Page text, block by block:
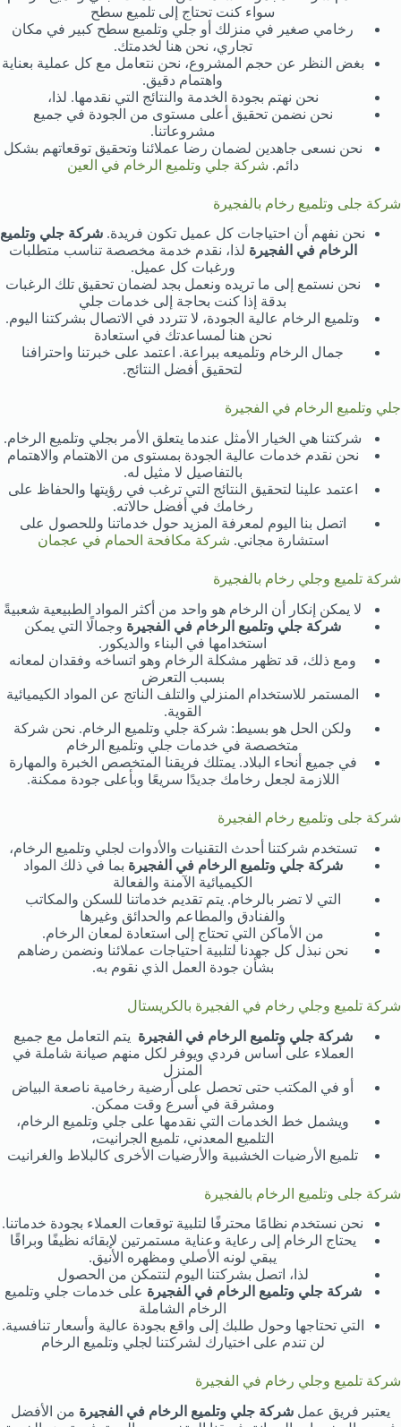
سواء كنت تحتاج إلى تلميع سطح
رخامي صغير في منزلك أو جلي وتلميع سطح كبير في مكان
تجاري، نحن هنا لخدمتك.
بغض النظر عن حجم المشروع، نحن نتعامل مع كل عملية بعناية
واهتمام دقيق.
نحن نهتم بجودة الخدمة والنتائج التي نقدمها. لذا،
نحن نضمن تحقيق أعلى مستوى من الجودة في جميع
مشروعاتنا.
نحن نسعى جاهدين لضمان رضا عملائنا وتحقيق توقعاتهم بشكل
دائم. شركة جلي وتلميع الرخام في العين
شركة جلى وتلميع رخام بالفجيرة
نحن نفهم أن احتياجات كل عميل تكون فريدة. شركة جلي وتلميع
الرخام في الفجيرة لذا، نقدم خدمة مخصصة تناسب متطلبات
ورغبات كل عميل.
نحن نستمع إلى ما تريده ونعمل بجد لضمان تحقيق تلك الرغبات
بدقة إذا كنت بحاجة إلى خدمات جلي
وتلميع الرخام عالية الجودة، لا تتردد في الاتصال بشركتنا اليوم.
نحن هنا لمساعدتك في استعادة
جمال الرخام وتلميعه ببراعة. اعتمد على خبرتنا واحترافنا
لتحقيق أفضل النتائج.
جلي وتلميع الرخام في الفجيرة
شركتنا هي الخيار الأمثل عندما يتعلق الأمر بجلي وتلميع الرخام.
نحن نقدم خدمات عالية الجودة بمستوى من الاهتمام والاهتمام
بالتفاصيل لا مثيل له.
اعتمد علينا لتحقيق النتائج التي ترغب في رؤيتها والحفاظ على
رخامك في أفضل حالاته.
اتصل بنا اليوم لمعرفة المزيد حول خدماتنا وللحصول على
استشارة مجاني. شركة مكافحة الحمام في عجمان
شركة تلميع وجلي رخام بالفجيرة
لا يمكن إنكار أن الرخام هو واحد من أكثر المواد الطبيعية شعبيةً
شركة جلي وتلميع الرخام في الفجيرة وجمالًا التي يمكن
استخدامها في البناء والديكور.
ومع ذلك، قد تظهر مشكلة الرخام وهو اتساخه وفقدان لمعانه
بسبب التعرض
المستمر للاستخدام المنزلي والتلف الناتج عن المواد الكيميائية
القوية.
ولكن الحل هو بسيط: شركة جلي وتلميع الرخام. نحن شركة
متخصصة في خدمات جلي وتلميع الرخام
في جميع أنحاء البلاد. يمتلك فريقنا المتخصص الخبرة والمهارة
اللازمة لجعل رخامك جديدًا سريعًا وبأعلى جودة ممكنة.
شركة جلى وتلميع رخام الفجيرة
تستخدم شركتنا أحدث التقنيات والأدوات لجلي وتلميع الرخام،
شركة جلي وتلميع الرخام في الفجيرة بما في ذلك المواد
الكيميائية الآمنة والفعالة
التي لا تضر بالرخام. يتم تقديم خدماتنا للسكن والمكاتب
والفنادق والمطاعم والحدائق وغيرها
من الأماكن التي تحتاج إلى استعادة لمعان الرخام.
نحن نبذل كل جهدنا لتلبية احتياجات عملائنا ونضمن رضاهم
بشأن جودة العمل الذي نقوم به.
شركة تلميع وجلي رخام في الفجيرة بالكريستال
شركة جلي وتلميع الرخام في الفجيرة يتم التعامل مع جميع
العملاء على أساس فردي ويوفر لكل منهم صيانة شاملة في
المنزل
أو في المكتب حتى تحصل على أرضية رخامية ناصعة البياض
ومشرقة في أسرع وقت ممكن.
ويشمل خط الخدمات التي نقدمها على جلي وتلميع الرخام،
التلميع المعدني، تلميع الجرانيت،
تلميع الأرضيات الخشبية والأرضيات الأخرى كالبلاط والغرانيت
شركة جلى وتلميع الرخام بالفجيرة
نحن نستخدم نظامًا محترفًا لتلبية توقعات العملاء بجودة خدماتنا.
يحتاج الرخام إلى رعاية وعناية مستمرتين لإبقائه نظيفًا وبراقًا
يبقي لونه الأصلي ومظهره الأنيق.
لذا، اتصل بشركتنا اليوم لتتمكن من الحصول
شركة جلي وتلميع الرخام في الفجيرة على خدمات جلي وتلميع
الرخام الشاملة
التي تحتاجها وحول طلبك إلى واقع بجودة عالية وأسعار تنافسية.
لن تندم على اختيارك لشركتنا لجلي وتلميع الرخام
شركة تلميع وجلي رخام في الفجيرة
يعتبر فريق عمل شركة جلي وتلميع الرخام في الفجيرة من الأفضل